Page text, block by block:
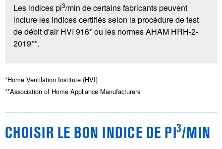
Les indices pi3/min de certains fabricants peuvent
inclure les indices certifiés selon la procédure de test
de débit d'air HVI 916* ou les normes AHAM HRH-2-
2019**.
*Home Ventilation Institute (HVI)
**Association of Home Appliance Manufacturers
CHOISIR LE BON INDICE DE PI3/MIN